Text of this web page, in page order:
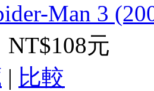
Man 3
NT$108元
| 比較